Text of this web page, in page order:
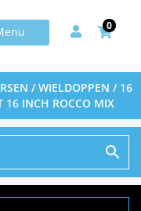
0
/WIELDOPPEN / 16
16 INCH ROCCO MIX